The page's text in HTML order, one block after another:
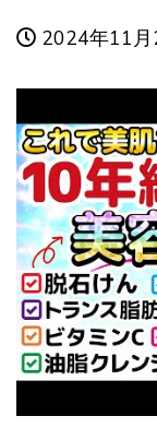
2024年11月